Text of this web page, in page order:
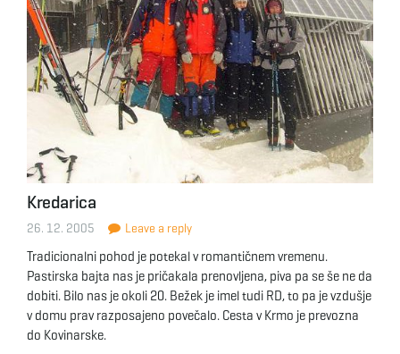
Kredarica
26. 12. 2005 Leave a reply
Tradicionalni pohod je potekal v romantičnem vremenu.
Pastirska bajta nas je pričakala prenovljena, piva pa se še ne da
dobiti. Bilo nas je okoli 20. Bežek je imel tudi RD, to pa je vzdušje
v domu prav razposajeno povečalo. Cesta v Krmo je prevozna
do Kovinarske.